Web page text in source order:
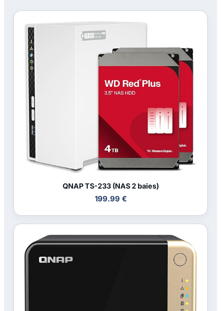
QNAP TS-233 (NAS 2 baies)
199.99 €